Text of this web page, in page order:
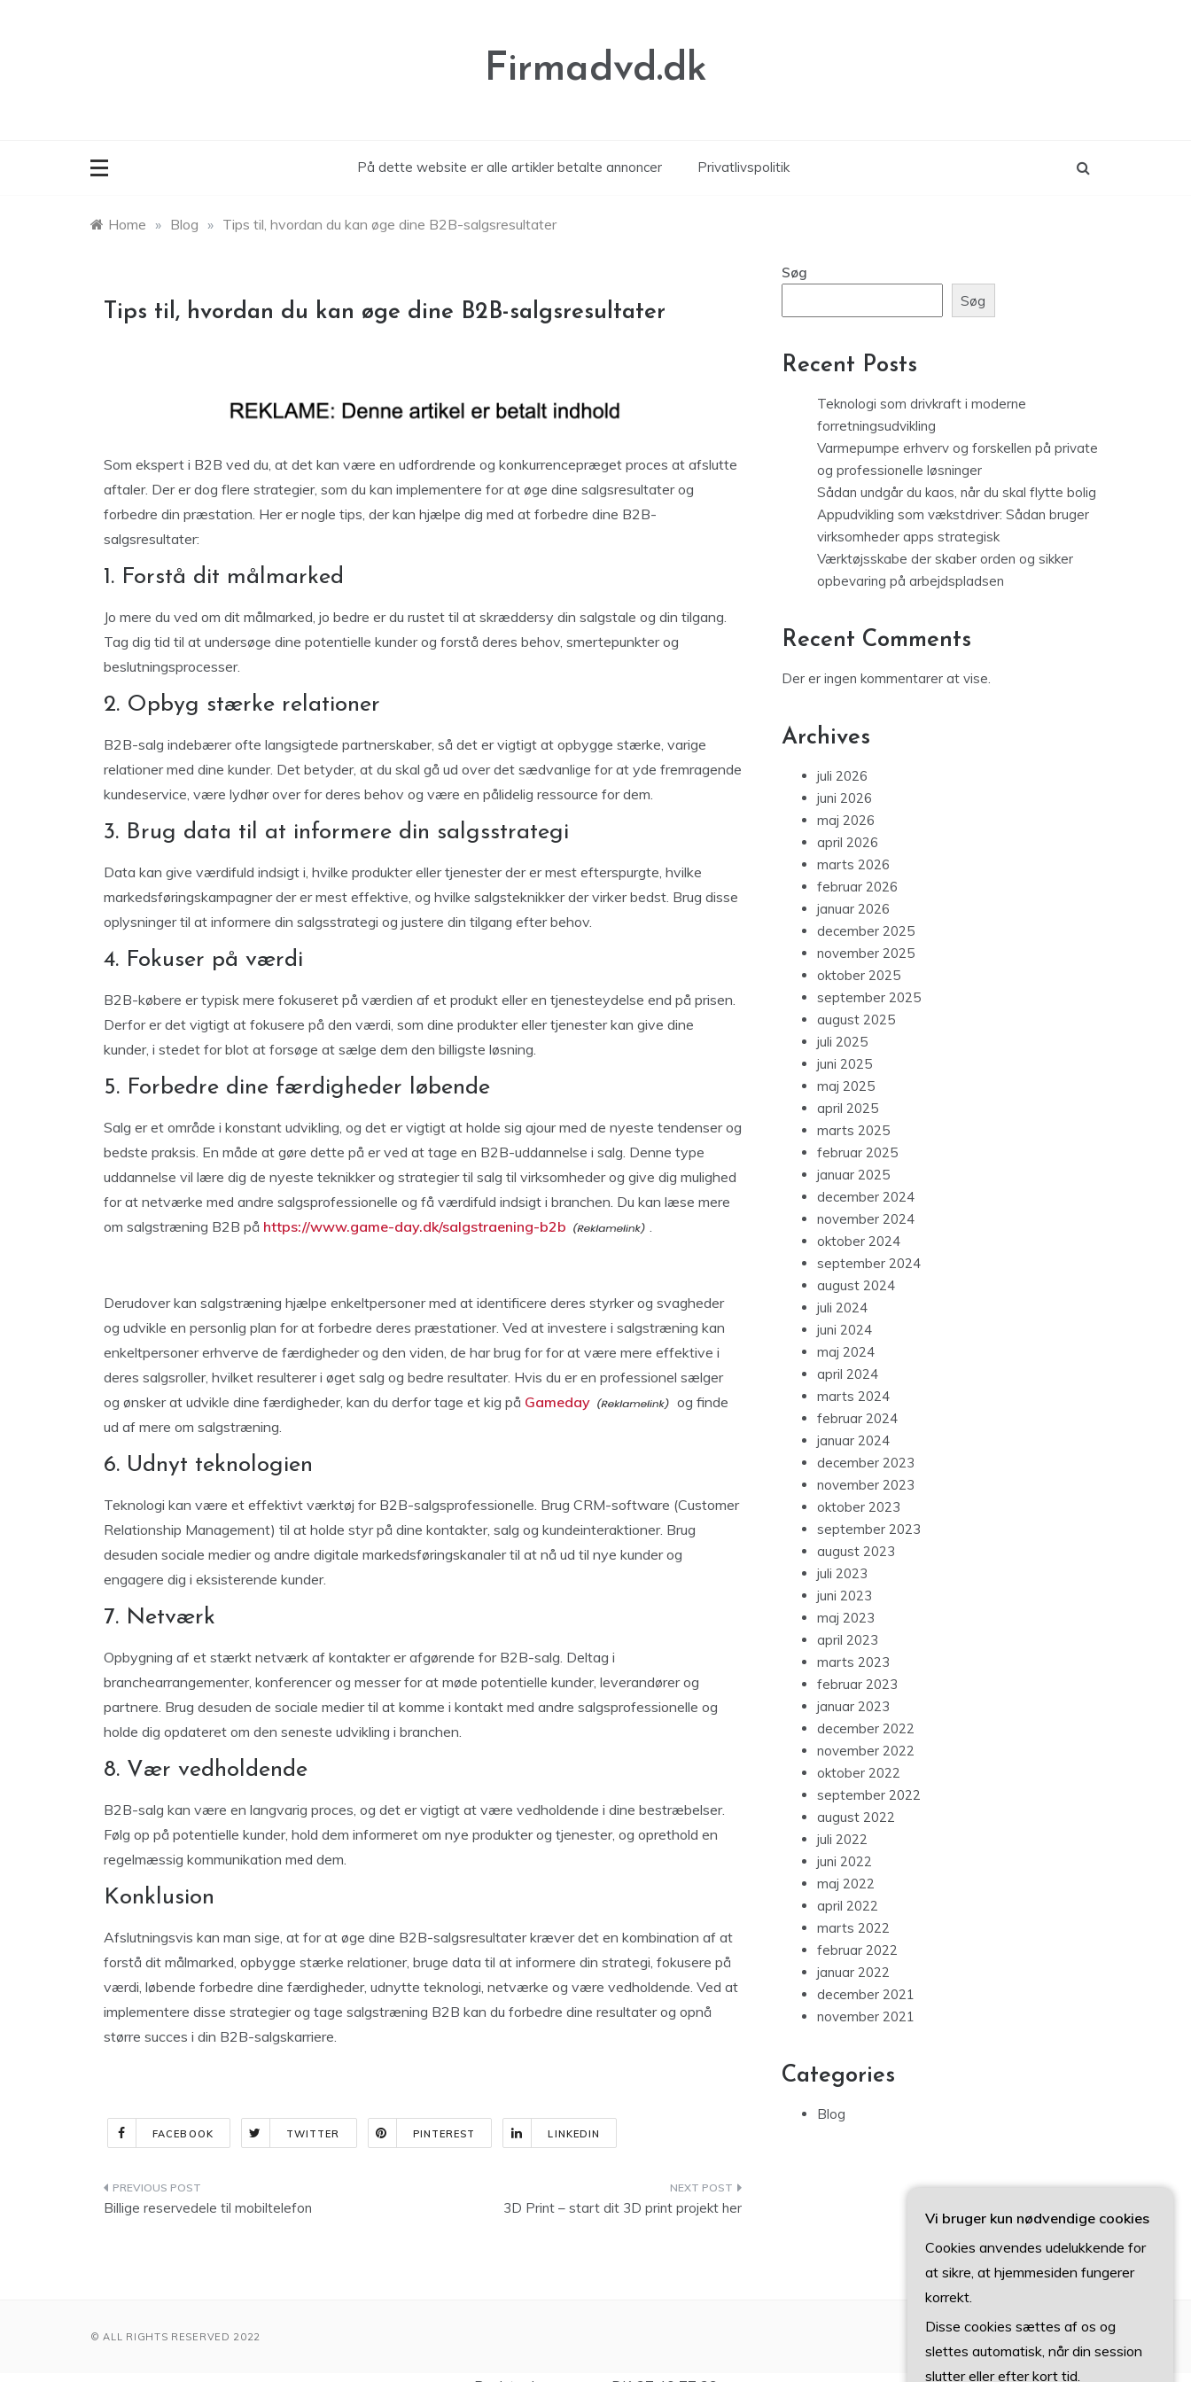
Firmadvd.dk
På dette website er alle artikler betalte annoncer Privatlivspolitik
Home » Blog » Tips til, hvordan du kan øge dine B2B-salgsresultater
Tips til, hvordan du kan øge dine B2B-salgsresultater
Som ekspert i B2B ved du, at det kan være en udfordrende og konkurrencepræget proces at afslutte
aftaler. Der er dog flere strategier, som du kan implementere for at øge dine salgsresultater og
forbedre din præstation. Her er nogle tips, der kan hjælpe dig med at forbedre dine B2B-
salgsresultater:
1. Forstå dit målmarked
Jo mere du ved om dit målmarked, jo bedre er du rustet til at skræddersy din salgstale og din tilgang.
Tag dig tid til at undersøge dine potentielle kunder og forstå deres behov, smertepunkter og
beslutningsprocesser.
2. Opbyg stærke relationer
B2B-salg indebærer ofte langsigtede partnerskaber, så det er vigtigt at opbygge stærke, varige
relationer med dine kunder. Det betyder, at du skal gå ud over det sædvanlige for at yde fremragende
kundeservice, være lydhør over for deres behov og være en pålidelig ressource for dem.
3. Brug data til at informere din salgsstrategi
Data kan give værdifuld indsigt i, hvilke produkter eller tjenester der er mest efterspurgte, hvilke
markedsføringskampagner der er mest effektive, og hvilke salgsteknikker der virker bedst. Brug disse
oplysninger til at informere din salgsstrategi og justere din tilgang efter behov.
4. Fokuser på værdi
B2B-købere er typisk mere fokuseret på værdien af et produkt eller en tjenesteydelse end på prisen.
Derfor er det vigtigt at fokusere på den værdi, som dine produkter eller tjenester kan give dine
kunder, i stedet for blot at forsøge at sælge dem den billigste løsning.
5. Forbedre dine færdigheder løbende
Salg er et område i konstant udvikling, og det er vigtigt at holde sig ajour med de nyeste tendenser og
bedste praksis. En måde at gøre dette på er ved at tage en B2B-uddannelse i salg. Denne type
uddannelse vil lære dig de nyeste teknikker og strategier til salg til virksomheder og give dig mulighed
for at netværke med andre salgsprofessionelle og få værdifuld indsigt i branchen. Du kan læse mere
om salgstræning B2B på https://www.game-day.dk/salgstraening-b2b .
Derudover kan salgstræning hjælpe enkeltpersoner med at identificere deres styrker og svagheder
og udvikle en personlig plan for at forbedre deres præstationer. Ved at investere i salgstræning kan
enkeltpersoner erhverve de færdigheder og den viden, de har brug for for at være mere effektive i
deres salgsroller, hvilket resulterer i øget salg og bedre resultater. Hvis du er en professionel sælger
og ønsker at udvikle dine færdigheder, kan du derfor tage et kig på Gameday
og finde
ud af mere om salgstræning.
6. Udnyt teknologien
Teknologi kan være et effektivt værktøj for B2B-salgsprofessionelle. Brug CRM-software (Customer
Relationship Management) til at holde styr på dine kontakter, salg og kundeinteraktioner. Brug
desuden sociale medier og andre digitale markedsføringskanaler til at nå ud til nye kunder og
engagere dig i eksisterende kunder.
7. Netværk
Opbygning af et stærkt netværk af kontakter er afgørende for B2B-salg. Deltag i
branchearrangementer, konferencer og messer for at møde potentielle kunder, leverandører og
partnere. Brug desuden de sociale medier til at komme i kontakt med andre salgsprofessionelle og
holde dig opdateret om den seneste udvikling i branchen.
8. Vær vedholdende
B2B-salg kan være en langvarig proces, og det er vigtigt at være vedholdende i dine bestræbelser.
Følg op på potentielle kunder, hold dem informeret om nye produkter og tjenester, og oprethold en
regelmæssig kommunikation med dem.
Konklusion
Afslutningsvis kan man sige, at for at øge dine B2B-salgsresultater kræver det en kombination af at
forstå dit målmarked, opbygge stærke relationer, bruge data til at informere din strategi, fokusere på
værdi, løbende forbedre dine færdigheder, udnytte teknologi, netværke og være vedholdende. Ved at
implementere disse strategier og tage salgstræning B2B kan du forbedre dine resultater og opnå
større succes i din B2B-salgskarriere.
FACEBOOK TWITTER PINTEREST LINKEDIN
Indlægsnavigation
Billige reservedele til mobiltelefon 3D Print – start dit 3D print projekt her
Søg
Søg
Recent Posts
Teknologi som drivkraft i moderne
forretningsudvikling
Varmepumpe erhverv og forskellen på private
og professionelle løsninger
Sådan undgår du kaos, når du skal flytte bolig
Appudvikling som vækstdriver: Sådan bruger
virksomheder apps strategisk
Værktøjsskabe der skaber orden og sikker
opbevaring på arbejdspladsen
Recent Comments
Der er ingen kommentarer at vise.
Archives
juli 2026
juni 2026
maj 2026
april 2026
marts 2026
februar 2026
januar 2026
december 2025
november 2025
oktober 2025
september 2025
august 2025
juli 2025
juni 2025
maj 2025
april 2025
marts 2025
februar 2025
januar 2025
december 2024
november 2024
oktober 2024
september 2024
august 2024
juli 2024
juni 2024
maj 2024
april 2024
marts 2024
februar 2024
januar 2024
december 2023
november 2023
oktober 2023
september 2023
august 2023
juli 2023
juni 2023
maj 2023
april 2023
marts 2023
februar 2023
januar 2023
december 2022
november 2022
oktober 2022
september 2022
august 2022
juli 2022
juni 2022
maj 2022
april 2022
marts 2022
februar 2022
januar 2022
december 2021
november 2021
Categories
Blog
© ALL RIGHTS RESERVED 2022
Vi bruger kun nødvendige cookies
Cookies anvendes udelukkende for
at sikre, at hjemmesiden fungerer
korrekt.
Disse cookies sættes af os og
slettes automatisk, når din session
slutter eller efter kort tid.